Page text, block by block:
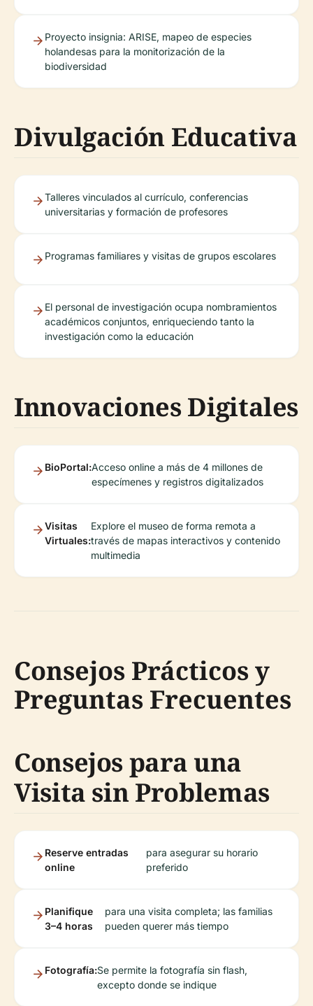
Proyecto insignia: ARISE, mapeo de especies
holandesas para la monitorización de la
biodiversidad
Divulgación Educativa
Talleres vinculados al currículo, conferencias
universitarias y formación de profesores
Programas familiares y visitas de grupos escolares
El personal de investigación ocupa nombramientos
académicos conjuntos, enriqueciendo tanto la
investigación como la educación
Innovaciones Digitales
BioPortal:Acceso online a más de 4 millones de
especímenes y registros digitalizados
Visitas
Virtuales:
Explore el museo de forma remota a
través de mapas interactivos y contenido
multimedia
Consejos Prácticos y
Preguntas Frecuentes
Consejos para una
Visita sin Problemas
Reserve entradas
online
para asegurar su horario
preferido
Planifique
3–4 horas
para una visita completa; las familias
pueden querer más tiempo
Fotografía:Se permite la fotografía sin flash,
excepto donde se indique